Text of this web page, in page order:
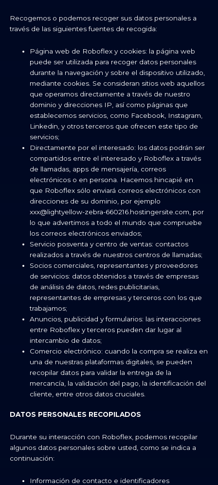
Recogemos o podemos recoger sus datos personales a
través de las siguientes fuentes de recogida:
Página web de Roboflex y cookies: la página web
puede ser utilizada para recoger datos personales
durante la navegación y sobre el dispositivo utilizado,
mediante cookies. Se consideran sitios web aquellos
que operamos directamente a través de nuestro
dominio y direcciones IP, así como páginas que
establecemos servicios, como Facebook, Instagram,
Linkedin, y otros terceros que ofrecen este tipo de
servicios;
Directamente por el interesado: los datos podrán ser
compartidos entre el interesado y Roboflex a través
de llamadas, apps de mensajería, correos
electrónicos o en persona. Hacemos hincapié en
que Roboflex sólo enviará correos electrónicos con
direcciones de su dominio, por ejemplo
xxx@lightyellow-zebra-660216.hostingersite.com, por
lo que advertimos a todo el mundo que compruebe
los correos electrónicos enviados;
Servicio posventa y centro de ventas: contactos
realizados a través de nuestros centros de llamadas;
Socios comerciales, representantes y proveedores
de servicios: datos obtenidos a través de empresas
de análisis de datos, redes publicitarias,
representantes de empresas y terceros con los que
trabajamos;
Anuncios, publicidad y formularios: las interacciones
entre Roboflex y terceros pueden dar lugar al
intercambio de datos;
Comercio electrónico: cuando la compra se realiza en
una de nuestras plataformas digitales, se pueden
recopilar datos para validar la entrega de la
mercancía, la validación del pago, la identificación del
cliente, entre otros datos cruciales.
DATOS PERSONALES RECOPILADOS
Durante su interacción con Roboflex, podemos recopilar
algunos datos personales sobre usted, como se indica a
continuación:
Información de contacto e identificadores